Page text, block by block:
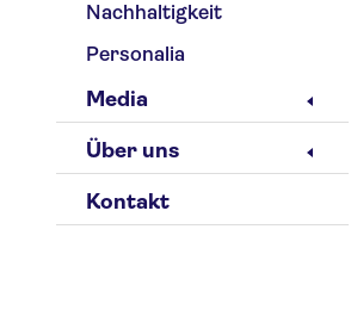
Nachhaltigkeit
Personalia
Media
Über uns
Kontakt